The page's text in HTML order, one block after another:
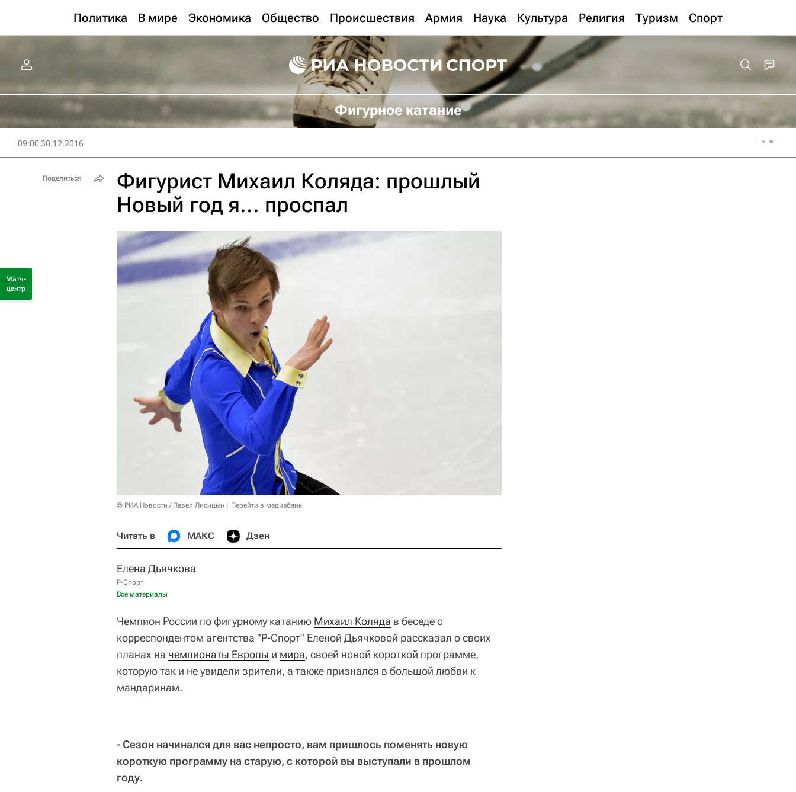
Политика В мире Экономика Общество Происшествия Армия Наука Культура Религия Туризм Спорт
Фигурное катание
09:00 30.12.2016
Фигурист Михаил Коляда: прошлый
Новый год я... проспал
© РИА Новости / Павел Лисицын Перейти в медиабанк
Читать в МАКС Дзен
Елена Дьячкова
Р-Спорт
Все материалы
Чемпион России по фигурному катанию Михаил Коляда в беседе с
корреспондентом агентства "Р-Спорт" Еленой Дьячковой рассказал о своих
планах на чемпионаты Европы и мира, своей новой короткой программе,
которую так и не увидели зрители, а также признался в большой любви к
мандаринам.
- Сезон начинался для вас непросто, вам пришлось поменять новую
короткую программу на старую, с которой вы выступали в прошлом
году.
Поделиться
Матч-
центр